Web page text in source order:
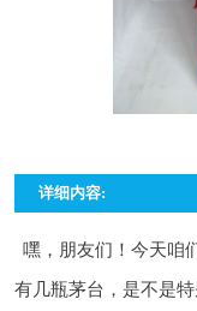
详细内容:
嘿，朋友们！今天咱
有几瓶茅台，是不是